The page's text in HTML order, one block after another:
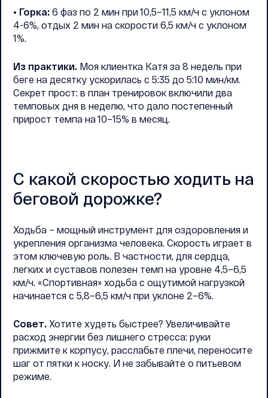
• Горка: 6 фаз по 2 мин при 10,5–11,5 км/ч с уклоном
4-6%, отдых 2 мин на скорости 6,5 км/ч с уклоном
1%.
Из практики. Моя клиентка Катя за 8 недель при
беге на десятку ускорилась с 5:35 до 5:10 мин/км.
Секрет прост: в план тренировок включили два
темповых дня в неделю, что дало постепенный
прирост темпа на 10–15% в месяц.
С какой скоростью ходить на
беговой дорожке?
Ходьба – мощный инструмент для оздоровления и
укрепления организма человека. Скорость играет в
этом ключевую роль. В частности, для сердца,
легких и суставов полезен темп на уровне 4,5–6,5
км/ч. «Спортивная» ходьба с ощутимой нагрузкой
начинается с 5,8–6,5 км/ч при уклоне 2–6%.
Совет. Хотите худеть быстрее? Увеличивайте
расход энергии без лишнего стресса: руки
прижмите к корпусу, расслабьте плечи, переносите
шаг от пятки к носку. И не забывайте о питьевом
режиме.